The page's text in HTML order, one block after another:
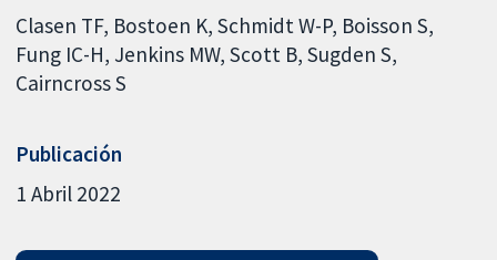
Clasen TF Bostoen K Schmidt W-P Boisson S
Fung IC-H Jenkins MW Scott B Sugden S
Cairncross S
Publicación
1 Abril 2022